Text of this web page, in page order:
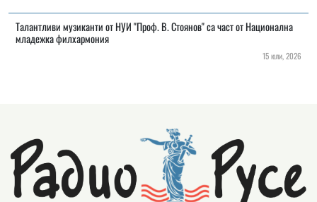
Талантливи музиканти от НУИ "Проф. В. Стоянов" са част от Национална
младежка филхармония
15 юли, 2026